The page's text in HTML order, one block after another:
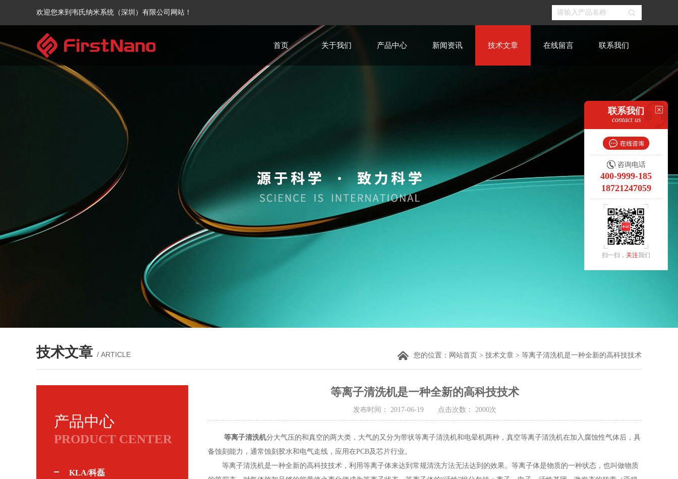
欢迎您来到韦氏纳米系统（深圳）有限公司网站！
首页 关于我们 产品中心 新闻资讯 技术文章 在线留言 联系我们
技术文章 / ARTICLE 您的位置： 网站首页 > 技术文章 > 等离子清洗机是一种全新的高科技技术
产品中心
PRODUCT CENTER
KLA/科磊
等离子清洗机是一种全新的高科技技术
发布时间： 2017-06-19 点击次数： 2000次
等离子清洗机分大气压的和真空的两大类，大气的又分为带状等离子清洗机和电晕机两种，真空等离子清洗机在加入腐蚀性气体后，具
备蚀刻能力，通常蚀刻胶水和电气走线，应用在PCB及芯片行业。
等离子清洗机是一种全新的高科技技术，利用等离子体来达到常规清洗方法无法达到的效果。等离子体是物质的一种状态，也叫做物质
联系我们
contact us
咨询电话
400-9999-185
18721247059
扫一扫， 关注我们